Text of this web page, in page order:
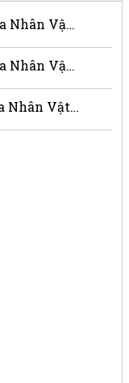
Chương 3 - Ta Mang Thai Con Của Nhân Vật Phản Diện
Chương 2 - Ta Mang Thai Con Của Nhân Vật Phản Diện
Chương 1 - Ta Mang Thai Con Của Nhân Vật Phản Diện